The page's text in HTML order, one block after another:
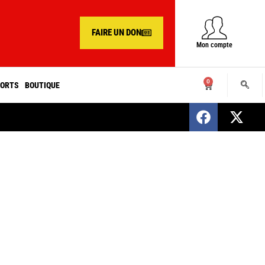
FAIRE UN DON
Mon compte
BOUTIQUE 0
SENEGAL : Nomination d’un nouveau